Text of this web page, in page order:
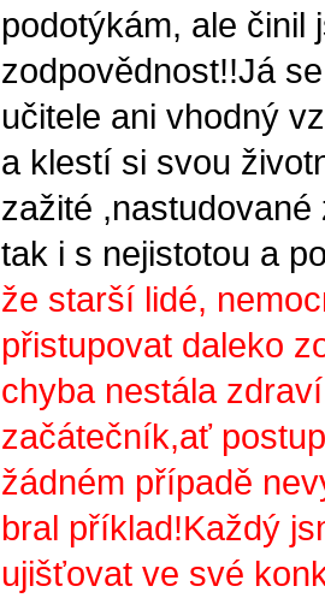
podotýkám, ale činil
zodpovědnost!!Já
učitele ani vhodný
a klestí si svou
zažité
tak i s nejistotou a
že starší lidé,
přistupovat daleko
chyba nestála
začátečník,ať
žádném případě
bral příklad!Každý
ujišťovat ve své